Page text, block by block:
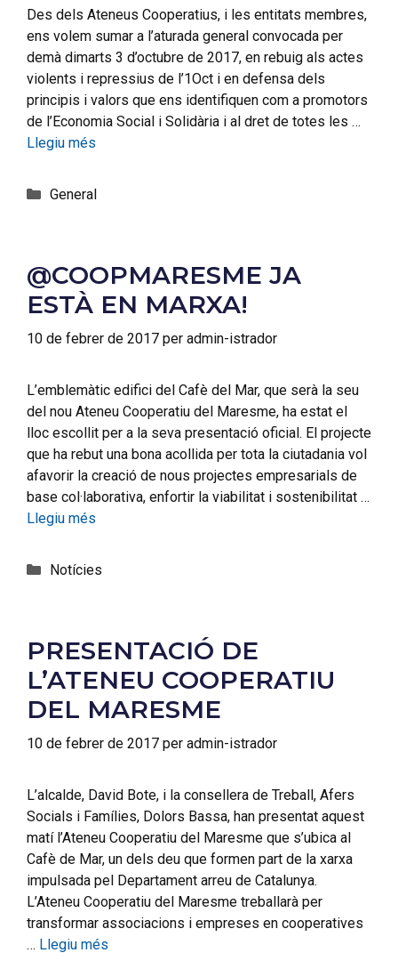
Des dels Ateneus Cooperatius, i les entitats membres,
ens volem sumar a l’aturada general convocada per
demà dimarts 3 d’octubre de 2017, en rebuig als actes
violents i repressius de l’1Oct i en defensa dels
principis i valors que ens identifiquen com a promotors
de l’Economia Social i Solidària i al dret de totes les …
Llegiu més
General
@COOPMARESME JA
ESTÀ EN MARXA!
10 de febrer de 2017 per admin-istrador
L’emblemàtic edifici del Cafè del Mar, que serà la seu
del nou Ateneu Cooperatiu del Maresme, ha estat el
lloc escollit per a la seva presentació oficial. El projecte
que ha rebut una bona acollida per tota la ciutadania vol
afavorir la creació de nous projectes empresarials de
base col·laborativa, enfortir la viabilitat i sostenibilitat …
Llegiu més
Notícies
PRESENTACIÓ DE
L’ATENEU COOPERATIU
DEL MARESME
10 de febrer de 2017 per admin-istrador
L’alcalde, David Bote, i la consellera de Treball, Afers
Socials i Famílies, Dolors Bassa, han presentat aquest
matí l’Ateneu Cooperatiu del Maresme que s’ubica al
Cafè de Mar, un dels deu que formen part de la xarxa
impulsada pel Departament arreu de Catalunya.
L’Ateneu Cooperatiu del Maresme treballarà per
transformar associacions i empreses en cooperatives
… Llegiu més